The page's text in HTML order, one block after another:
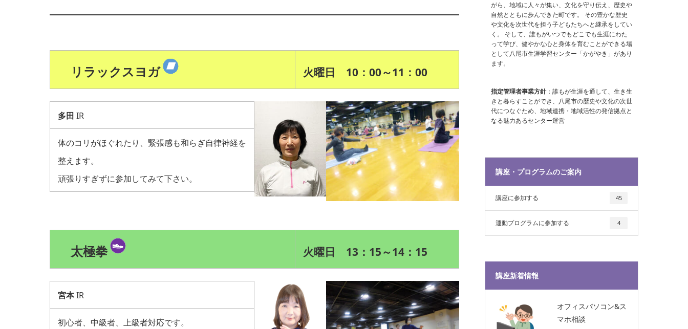
リラックスヨガ 火曜日 10：00～11：00
多田 IR
体のコリがほぐれたり、緊張感も和らぎ自律神経を
整えます。
頑張りすぎずに参加してみて下さい。
太極拳 火曜日 13：15～14：15
宮本IR
初心者、中級者、上級者対応です。
がら、地域に人々が集い、文化を守り伝え、歴史や
自然とともに歩んできた町です。 その豊かな歴史
や文化を次世代を担う子どもたちへと継承をしてい
く。 そして、誰もがいつでもどこでも生涯にわた
って学び、健やかな心と身体を育むことができる場
として八尾市生涯学習センター「かがやき」があり
ます。
指定管理者事業方針：誰もが生涯を通して、生き生
きと暮らすことができ、八尾市の歴史や文化の次世
代につなぐため、地域連携・地域活性の発信拠点と
なる魅力あるセンター運営
講座・プログラムのご案内
講座に参加する 45
運動プログラムに参加する 4
講座新着情報
オフィスパソコン&ス
マホ相談